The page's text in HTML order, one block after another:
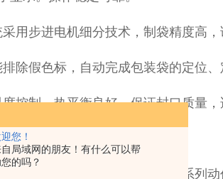
您！
局域网的朋友！有什么可以帮
的吗？
步进电机细分技术，制袋精度高，
假色标，自动完成包装袋的定位、
制，热平衡良好，保证封口质量，
系统。
封合、分切、输出成品等一系列动